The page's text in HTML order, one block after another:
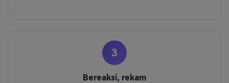
3
Bereaksi, rekam